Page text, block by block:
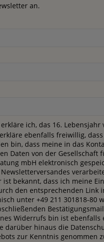
an.
ich, das 16. Lebensjahr
ebenfalls freiwillig,
bin, dass meine in das
Daten von der Gesellschaft
mbH elektronisch
Newsletterversandes
ist bekannt, dass ich meine
den entsprechenden Link
unter +49 211 301818-80
Widerrufs bin ist ebenfalls
darüber hinaus die
zur Kenntnis genommen